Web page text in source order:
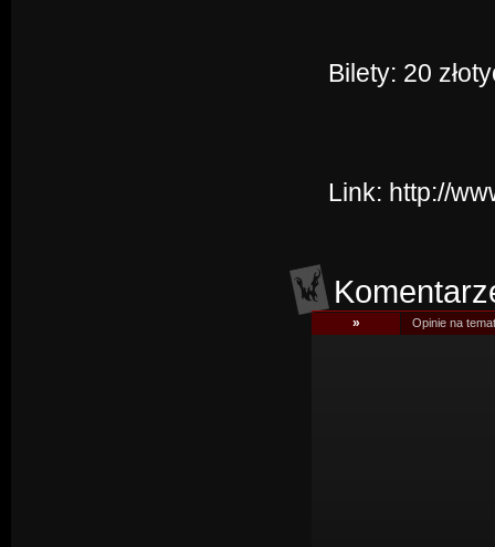
Bilety: 20
Link: http://
» Opinie na